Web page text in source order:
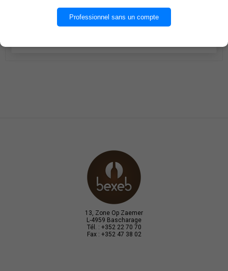
Quantité par caisse : 6
13, Zone Op Zaemer
L-4959 Bascharage
Tél. : +352 22 70 70
Fax : +352 47 38 02
OK
Professionnel sans un compte